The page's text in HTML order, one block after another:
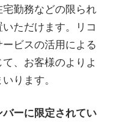
勤務などの限られ
ただけます。リコ
ビスの活用による
、お客様のよりよ
ります。
ーに限定されてい